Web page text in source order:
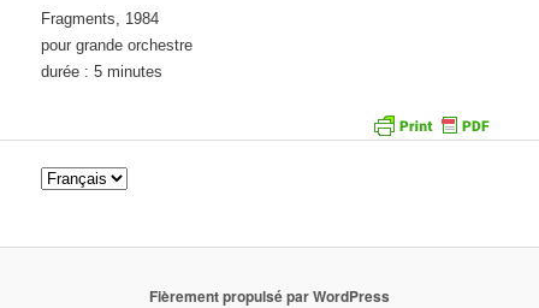
Fragments, 1984
pour grande orchestre
durée : 5 minutes
Fièrement propulsé par WordPress